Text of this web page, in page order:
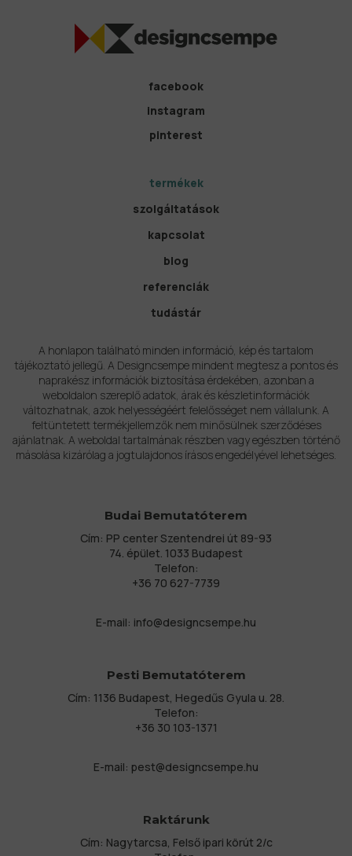
facebook
instagram
pinterest
termékek
szolgáltatások
kapcsolat
blog
referenciák
tudástár
A honlapon található minden információ, kép és tartalom
tájékoztató jellegű. A Designcsempe mindent megtesz a pontos és
naprakész információk biztosítása érdekében, azonban a
weboldalon szereplő adatok, árak és készletinformációk
változhatnak, azok helyességéért felelősséget nem vállalunk. A
feltüntetett termékjellemzők nem minősülnek szerződéses
ajánlatnak. A weboldal tartalmának részben vagy egészben történő
másolása kizárólag a jogtulajdonos írásos engedélyével lehetséges.
Budai Bemutatóterem
Cím: PP center Szentendrei út 89-93
74. épület. 1033 Budapest
Telefon:
+36 70 627-7739
E-mail: info@designcsempe.hu
Pesti Bemutatóterem
Cím: 1136 Budapest, Hegedűs Gyula u. 28.
Telefon:
+36 30 103-1371
E-mail: pest@designcsempe.hu
Raktárunk
Cím: Nagytarcsa, Felső ipari körút 2/c